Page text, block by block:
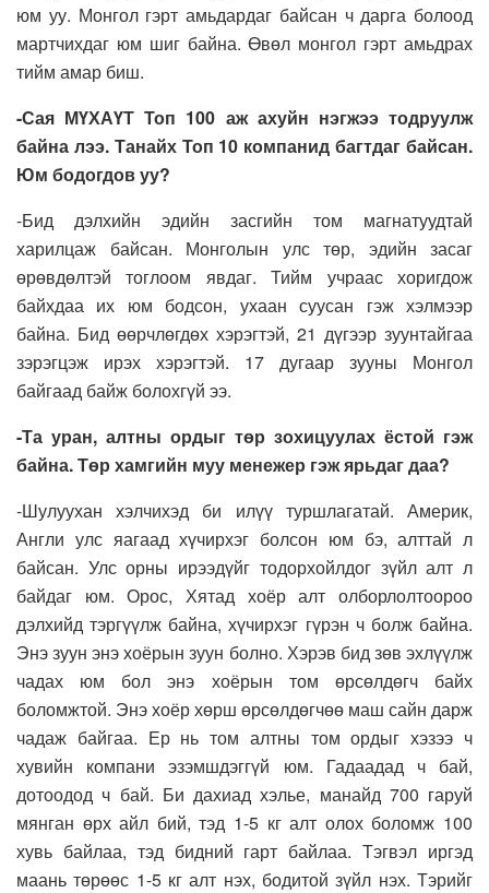
юм уу. Монгол гэрт амьдардаг байсан ч дарга болоод
мартчихдаг юм шиг байна. Өвөл монгол гэрт амьдрах
тийм амар биш.
-Сая МҮХАҮТ Топ 100 аж ахуйн нэгжээ тодруулж
байна лээ. Танайх Топ 10 компанид багтдаг байсан.
Юм бодогдов уу?
-Бид дэлхийн эдийн засгийн том магнатуудтай
харилцаж байсан. Монголын улс төр, эдийн засаг
өрөвдөлтэй тоглоом явдаг. Тийм учраас хоригдож
байхдаа их юм бодсон, ухаан суусан гэж хэлмээр
байна. Бид өөрчлөгдөх хэрэгтэй, 21 дүгээр зуунтайгаа
зэрэгцэж ирэх хэрэгтэй. 17 дугаар зууны Монгол
байгаад байж болохгүй ээ.
-Та уран, алтны ордыг төр зохицуулах ёстой гэж
байна. Төр хамгийн муу менежер гэж ярьдаг даа?
-Шулуухан хэлчихэд би илүү туршлагатай. Америк,
Англи улс яагаад хүчирхэг болсон юм бэ, алттай л
байсан. Улс орны ирээдүйг тодорхойлдог зүйл алт л
байдаг юм. Орос, Хятад хоёр алт олборлолтоороо
дэлхийд тэргүүлж байна, хүчирхэг гүрэн ч болж байна.
Энэ зуун энэ хоёрын зуун болно. Хэрэв бид зөв эхлүүлж
чадах юм бол энэ хоёрын том өрсөлдөгч байх
боломжтой. Энэ хоёр хөрш өрсөлдөгчөө маш сайн дарж
чадаж байгаа. Ер нь том алтны том ордыг хэзээ ч
хувийн компани эзэмшдэггүй юм. Гадаадад ч бай,
дотоодод ч бай. Би дахиад хэлье, манайд 700 гаруй
мянган өрх айл бий, тэд 1-5 кг алт олох боломж 100
хувь байлаа, тэд бидний гарт байлаа. Тэгвэл иргэд
маань төрөөс 1-5 кг алт нэх, бодитой зүйл нэх. Тэрийг